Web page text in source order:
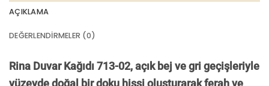
AÇIKLAMA
DEĞERLENDIRMELER (0)
Rina Duvar Kağıdı 713-02, açık bej ve gri geçişleriyle
yüzeyde doğal bir doku hissi oluşturarak ferah ve